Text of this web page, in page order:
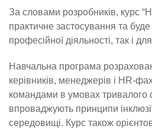
За словами розробників, курс
практичне застосування та
професійної діяльності, так і
Навчальна програма
керівників, менеджерів і HR-
командами в умовах тривалого
впроваджують принципи
середовищі. Курс також